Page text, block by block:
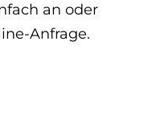
an oder
Anfrage.